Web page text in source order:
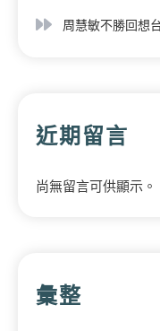
周慧敏不勝回想
近期留言
尚無留言可供顯示。
彙整